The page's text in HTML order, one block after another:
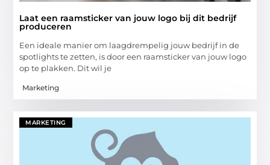
Laat een raamsticker van jouw logo bij dit bedrijf
produceren
Een ideale manier om laagdrempelig jouw bedrijf in de
spotlights te zetten, is door een raamsticker van jouw logo
op te plakken. Dit wil je
Marketing
MARKETING